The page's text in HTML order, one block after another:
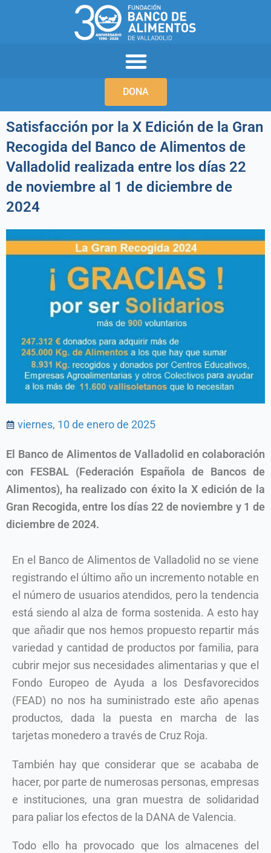
DONA
Satisfacción por la X Edición de la Gran
Recogida del Banco de Alimentos de
Valladolid realizada entre los días 22
de noviembre al 1 de diciembre de
2024
viernes, 10 de enero de 2025
El Banco de Alimentos de Valladolid en colaboración
con FESBAL (Federación Española de Bancos de
Alimentos), ha realizado con éxito la X edición de la
Gran Recogida, entre los días 22 de noviembre y 1 de
diciembre de 2024.
En el Banco de Alimentos de Valladolid no se viene
registrando el último año un incremento notable en
el número de usuarios atendidos, pero la tendencia
está siendo al alza de forma sostenida. A esto hay
que añadir que nos hemos propuesto repartir más
variedad y cantidad de productos por familia, para
cubrir mejor sus necesidades alimentarias y que el
Fondo Europeo de Ayuda a los Desfavorecidos
(FEAD) no nos ha suministrado este año apenas
productos, dada la puesta en marcha de las
tarjetas monedero a través de Cruz Roja.
También hay que considerar que se acababa de
hacer, por parte de numerosas personas, empresas
e instituciones, una gran muestra de solidaridad
para paliar los efectos de la DANA de Valencia.
Todo ello ha provocado que los almacenes del